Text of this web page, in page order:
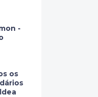
-
os